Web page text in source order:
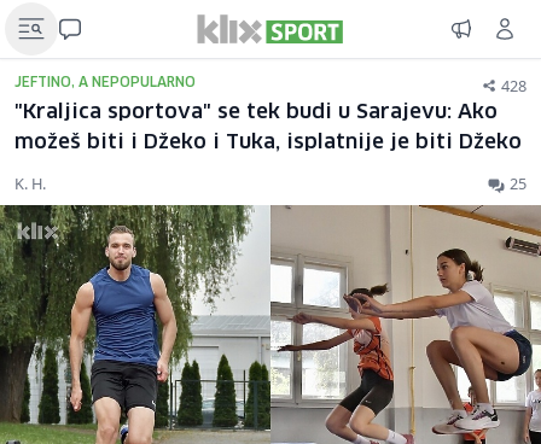
JEFTINO, A NEPOPULARNO 428
"Kraljica sportova" se tek budi u Sarajevu: Ako
možeš biti i Džeko i Tuka, isplatnije je biti Džeko
K. H. 25